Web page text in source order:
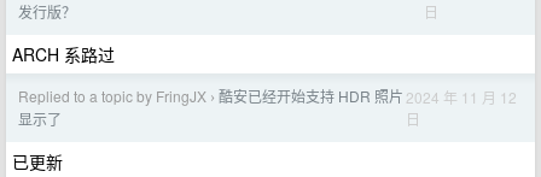
发行版？
日
ARCH 系路过
Replied to a topic by FringJX › 酷安已经开始支持 HDR 照片
显示了
2024 年 11 月 12
日
已更新